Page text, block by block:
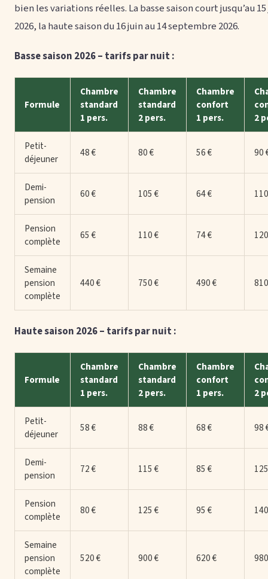
bien les variations réelles. La basse saison court jusqu’au
2026, la haute saison du 16 juin au 14 septembre 2026.
Basse saison 2026 – tarifs par nuit :
Formule
Chambre
standard
1 pers.
Chambre
standard
2 pers.
Chambre
confort
1 pers.
2
Petit-
déjeuner
48 € 80 € 56 € 90
Demi-
pension
60 € 105 € 64 €
Pension
complète
65 € 110 € 74 €
Semaine
pension
complète
440 € 750 € 490 €
Haute saison 2026 – tarifs par nuit :
Formule
Chambre
standard
1 pers.
Chambre
standard
2 pers.
Chambre
confort
1 pers.
2
Petit-
déjeuner
58 € 88 € 68 € 98
Demi-
pension
72 € 115 € 85 €
Pension
complète
80 € 125 € 95 €
Semaine
pension
complète
520 € 900 € 620 €